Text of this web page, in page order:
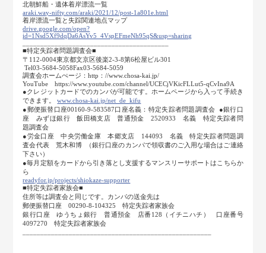
北朝鮮船・遺体着岸漂流一覧
araki.way-nifty.com/araki/2021/12/post-1a801e.html
着岸漂流一覧と失踪関連地点マップ
drive.google.com/open?
id=1Nsd5Xf9dqDa6AsYv5_4VspEFmeNh95qS&usp=sharing
■特定失踪者問題調査会■
〒112-0004東京都文京区後楽2-3-8第6松屋ビル301
Tel03-5684-5058Fax03-5684-5059
調査会ホームぺージ：http：//www.chosa-kai.jp/
YouTube https://www.youtube.com/channel/UCECjVKicFLLut5-qCvIna9A
●クレジットカードでのカンパが可能です。ホームページから入って手続き
できます。www.chosa-kai.jp/net_de_kifu
●郵便振替口座00160-9-583587口座名義：特定失踪者問題調査会 ●銀行口
座 みずほ銀行 飯田橋支店 普通預金 2520933 名義 特定失踪者問
題調査会
●労金口座 中央労働金庫 本郷支店 144093 名義 特定失踪者問題調
査会代表 荒木和博 （銀行口座のカンパで領収書のご入用な場合はご連絡
下さい）
●毎月定額をカードから引き落とし支援するマンスリーサポートはこちらか
ら
readyfor.jp/projects/shiokaze-supporter
■特定失踪者家族会■
住所等は調査会と同じです。カンパの送金先は
郵便振替口座 00290-8-104325 特定失踪者家族会
銀行口座 ゆうちょ銀行 普通預金 店番128（イチニハチ） 口座番号
4097270 特定失踪者家族会